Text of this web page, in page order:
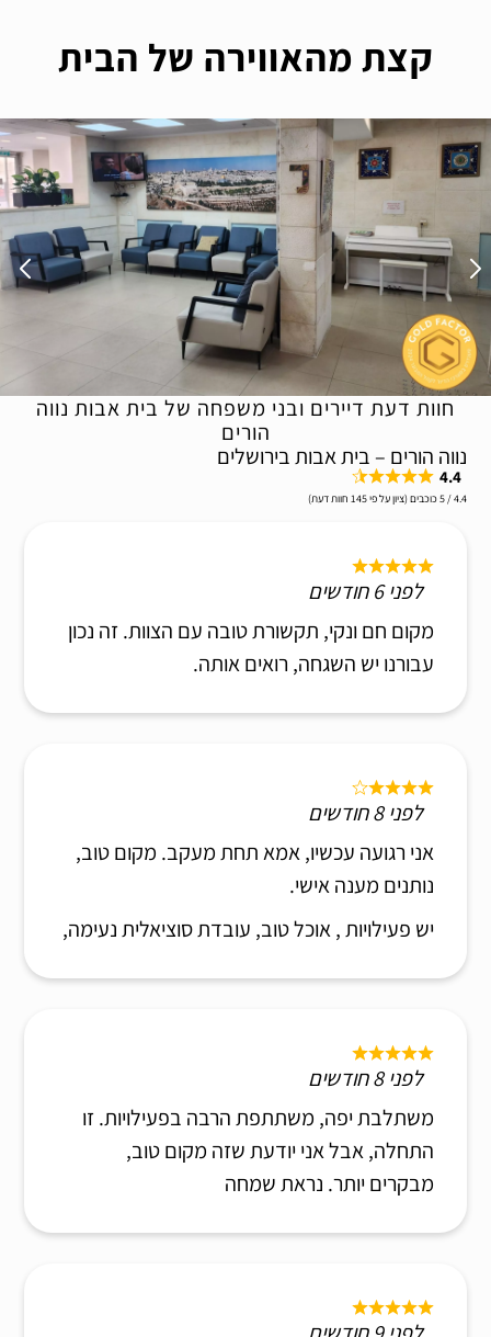
קצת מהאווירה של הבית
חוות דעת דיירים ובני משפחה של בית אבות נווה
הורים
נווה הורים – בית אבות בירושלים
4.4
4.4 / 5 כוכבים (ציון על פי 145 חוות דעת)
לפני 6 חודשים
מקום חם ונקי, תקשורת טובה עם הצוות. זה נכון
עבורנו יש השגחה, רואים אותה.
לפני 8 חודשים
אני רגועה עכשיו, אמא תחת מעקב. מקום טוב,
נותנים מענה אישי.
יש פעילויות , אוכל טוב, עובדת סוציאלית נעימה,
לפני 8 חודשים
משתלבת יפה, משתתפת הרבה בפעילויות. זו
התחלה, אבל אני יודעת שזה מקום טוב,
מבקרים יותר. נראת שמחה